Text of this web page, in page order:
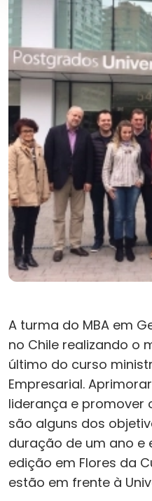
A turma do MBA em
no Chile realizando o
último do curso
Empresarial.
liderança e promover
são alguns dos
duração de um ano e
edição em Flores da
estão em frente à